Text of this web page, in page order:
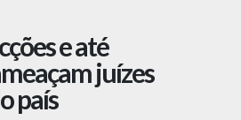
e até
juízes
país